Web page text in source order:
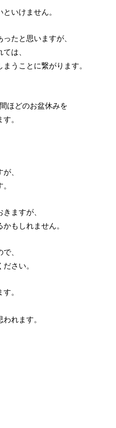
いけません。
たと思いますが、
は、
うことに繋がります。
ほどのお盆休みを
。
、
ますが、
もしれません。
、
さい。
。
れます。